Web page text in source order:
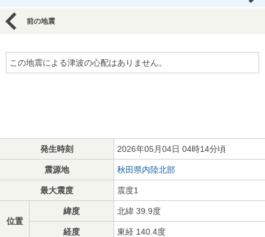
前の地震
この地震による津波の心配はありません。
発生時刻 2026年05月04日 04時14分頃
震源地 秋田県内陸北部
最大震度 震度1
位置
緯度 北緯 39.9度
経度 東経 140.4度